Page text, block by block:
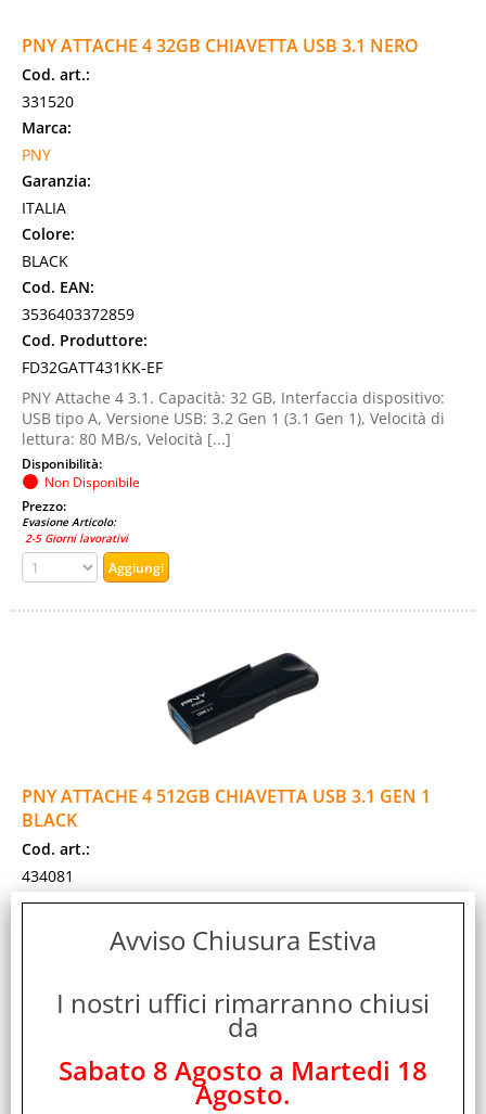
PNY ATTACHE 4 32GB CHIAVETTA USB 3.1 NERO
Cod. art.:
331520
Marca:
PNY
Garanzia:
ITALIA
Colore:
BLACK
Cod. EAN:
3536403372859
Cod. Produttore:
FD32GATT431KK-EF
PNY Attache 4 3.1. Capacità: 32 GB, Interfaccia dispositivo:
USB tipo A, Versione USB: 3.2 Gen 1 (3.1 Gen 1), Velocità di
lettura: 80 MB/s, Velocità [...]
Disponibilità:
Non Disponibile
Prezzo:
Evasione Articolo:
2-5 Giorni lavorativi
PNY ATTACHE 4 512GB CHIAVETTA USB 3.1 GEN 1
BLACK
Cod. art.:
434081
Marca:
Colore:
Cod. EAN:
Avviso Chiusura Estiva
I nostri uffici rimarranno chiusi
da
Sabato 8 Agosto a Martedi 18
Agosto.